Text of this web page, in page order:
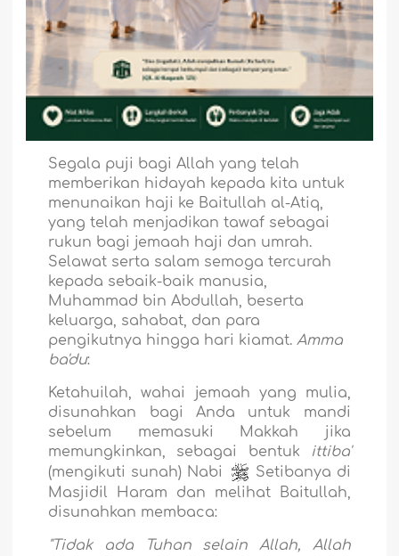
Segala puji bagi Allah yang telah
memberikan hidayah kepada kita untuk
menunaikan haji ke Baitullah al-Atiq,
yang telah menjadikan tawaf sebagai
rukun bagi jemaah haji dan umrah.
Selawat serta salam semoga tercurah
kepada sebaik-baik manusia,
Muhammad bin Abdullah, beserta
keluarga, sahabat, dan para
pengikutnya hingga hari kiamat.Amma
ba'du:
Ketahuilah, wahai jemaah yang mulia,
disunahkan bagi Anda untuk mandi
sebelum memasuki Makkah jika
memungkinkan, sebagai bentuk
ittiba'
(mengikuti sunah) Nabi
Setibanya di
Masjidil Haram dan melihat Baitullah,
disunahkan membaca:
"Tidak ada Tuhan selain Allah, Allah